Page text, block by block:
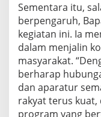
g
a
n
T
o
k
o
h
Sementara itu,
berpengaruh,
kegiatan ini. Ia
dalam menjalin
masyarakat.
berharap
dan aparatur
rakyat terus kuat,
program yang